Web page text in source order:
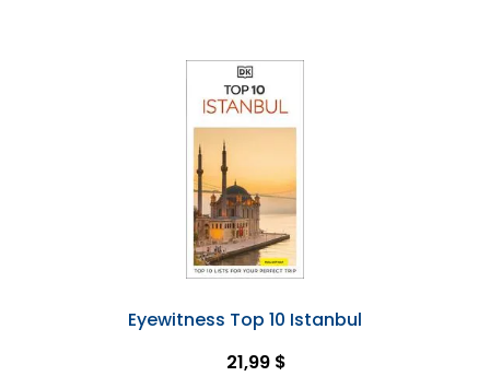
Eyewitness Top 10 Istanbul
21,99 $